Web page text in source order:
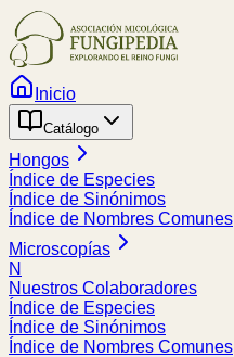
Inicio
Catálogo
Hongos
Índice de Especies
Índice de Sinónimos
Índice de Nombres Comunes
Microscopías
N
Nuestros Colaboradores
Índice de Especies
Índice de Sinónimos
Índice de Nombres Comunes